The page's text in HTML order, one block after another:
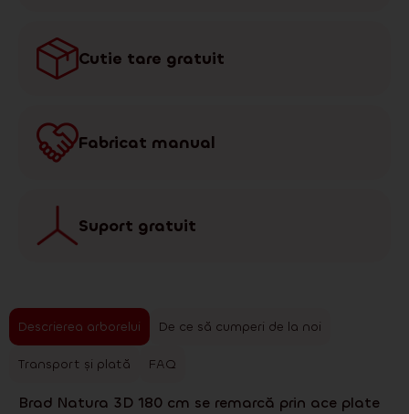
Cutie tare gratuit
Fabricat manual
Suport gratuit
Descrierea arborelui De ce să cumperi de la noi
Transport și plată FAQ
Brad Natura 3D 180 cm se remarcă prin ace plate